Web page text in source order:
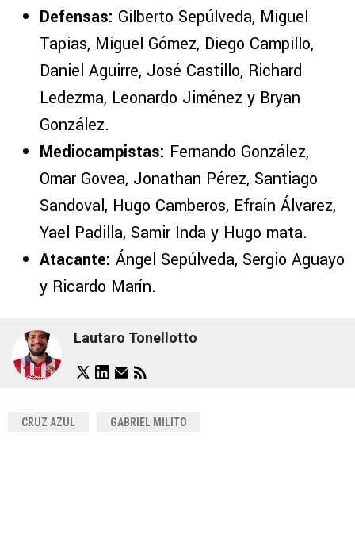
Defensas: Gilberto Sepúlveda, Miguel
Tapias, Miguel Gómez, Diego Campillo,
Daniel Aguirre, José Castillo, Richard
Ledezma, Leonardo Jiménez y Bryan
González.
Mediocampistas: Fernando González,
Omar Govea, Jonathan Pérez, Santiago
Sandoval, Hugo Camberos, Efraín Álvarez,
Yael Padilla, Samir Inda y Hugo mata.
Atacante: Ángel Sepúlveda, Sergio Aguayo
y Ricardo Marín.
Lautaro Tonellotto
CRUZ AZUL GABRIEL MILITO